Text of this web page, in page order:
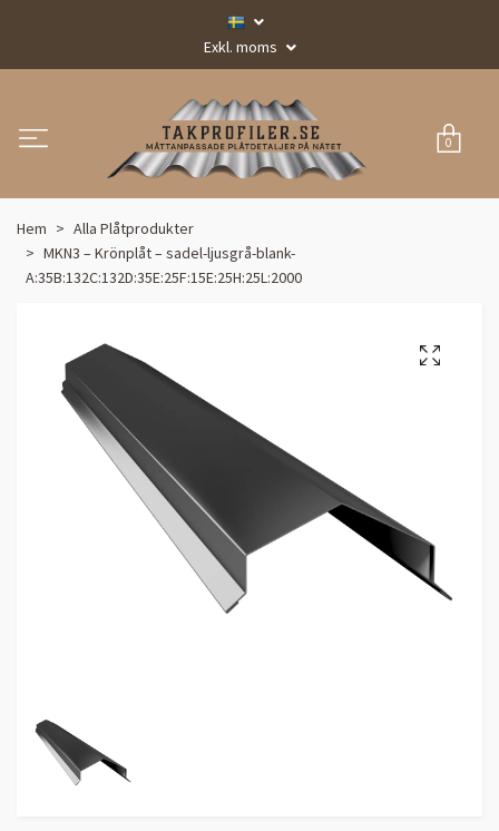
Exkl. moms
0
Hem
Alla Plåtprodukter
MKN3 – Krönplåt – sadel-ljusgrå-blank-
A:35B:132C:132D:35E:25F:15E:25H:25L:2000